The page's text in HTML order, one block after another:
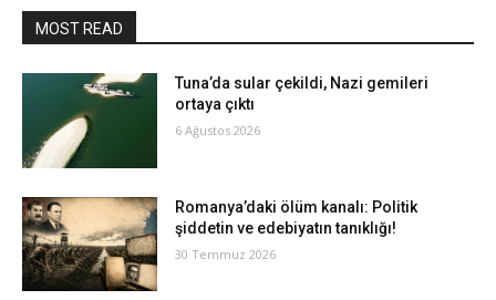
MOST READ
Tuna’da sular çekildi, Nazi gemileri
ortaya çıktı
6 Ağustos 2026
Romanya’daki ölüm kanalı: Politik
şiddetin ve edebiyatın tanıklığı!
30 Temmuz 2026